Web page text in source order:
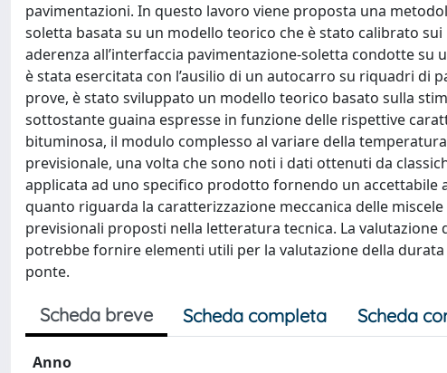
pavimentazioni. In questo lavoro viene proposta una
soletta basata su un modello teorico che è stato calibrato
aderenza all’interfaccia pavimentazione-soletta condotte su
è stata esercitata con l’ausilio di un autocarro su riquadri
prove, è stato sviluppato un modello teorico basato sulla
sottostante guaina espresse in funzione delle rispettive
bituminosa, il modulo complesso al variare della
previsionale, una volta che sono noti i dati ottenuti da
applicata ad uno specifico prodotto fornendo un
quanto riguarda la caratterizzazione meccanica delle
previsionali proposti nella letteratura tecnica. La
potrebbe fornire elementi utili per la valutazione della
ponte.
Scheda breve Scheda completa Scheda
Anno